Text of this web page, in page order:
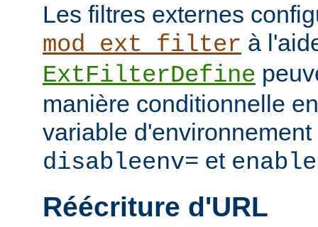
Les filtres externes
mod_ext_filter à
ExtFilterDefine
manière conditionnelle
variable
disableenv= et
Réécriture d'URL